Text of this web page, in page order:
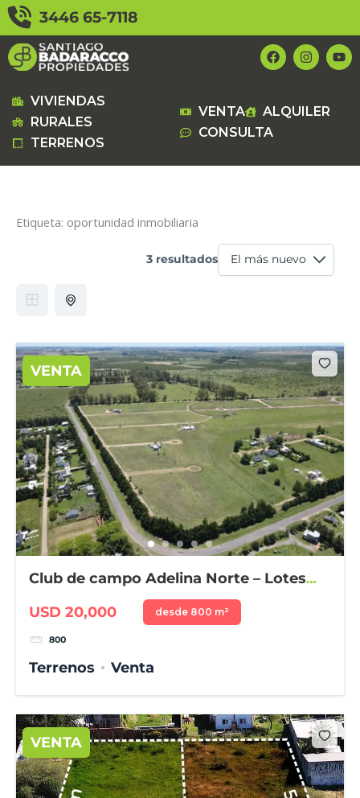
contenido
3446 65-7118
F
a
c
o
k
I
n
s
g
Y
o
u
VIVIENDAS
RURALES
TERRENOS
VENTA
ALQUILER
CONSULTA
Etiqueta: oportunidad inmobiliaria
3 resultados
VENTA
Club de campo Adelina Norte – Lotes
USD 20,000 desde 800 m²
800
Terrenos Venta
VENTA